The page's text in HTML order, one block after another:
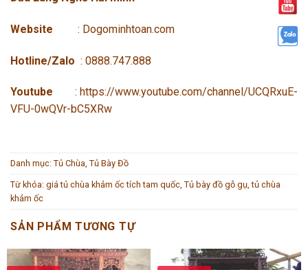
Website : Dogominhtoan.com
Hotline/Zalo : 0888.747.888
Youtube : https://www.youtube.com/channel/UCQRxuE-
VFU-0wQVr-bC5XRw
Danh mục: Tủ Chùa, Tủ Bày Đồ
Từ khóa: giá tủ chùa khảm ốc tích tam quốc, Tủ bày đồ gỗ gụ,tủ chùa
khảm ốc
SẢN PHẨM TƯƠNG TỰ